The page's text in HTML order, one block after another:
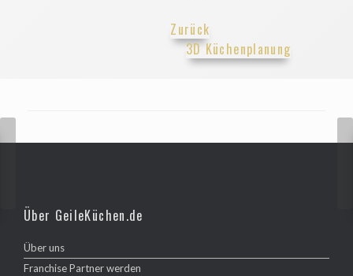
Zurück
3D Küchenplanung
Über GeileKüchen.de
Über uns
Franchise Partner werden